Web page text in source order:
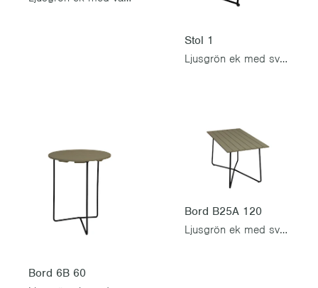
Stol 1
Ljusgrön ek med svart stativ
Bord 6B 60
Bord B25A 120
Ljusgrön ek med svart stativ